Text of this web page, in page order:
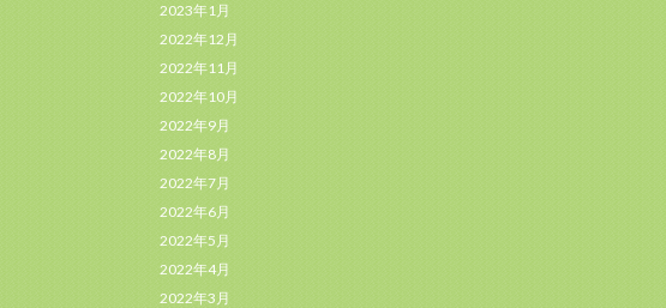
2023年1月
2022年12月
2022年11月
2022年10月
2022年9月
2022年8月
2022年7月
2022年6月
2022年5月
2022年4月
2022年3月